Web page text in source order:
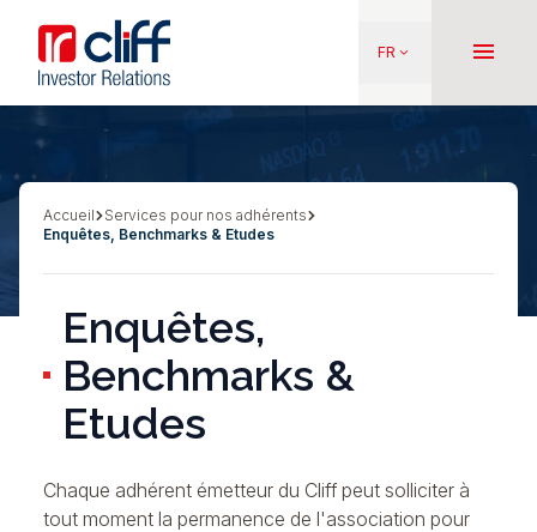
contenu
principal
Aller directement au contenu
FR keyboard_arrow_down menu
Fil
d'Ariane
Accueil
Services pour nos adhérents
Enquêtes, Benchmarks & Etudes
Enquêtes,
Benchmarks &
Etudes
Chaque adhérent émetteur du Cliff peut solliciter à
tout moment la permanence de l'association pour